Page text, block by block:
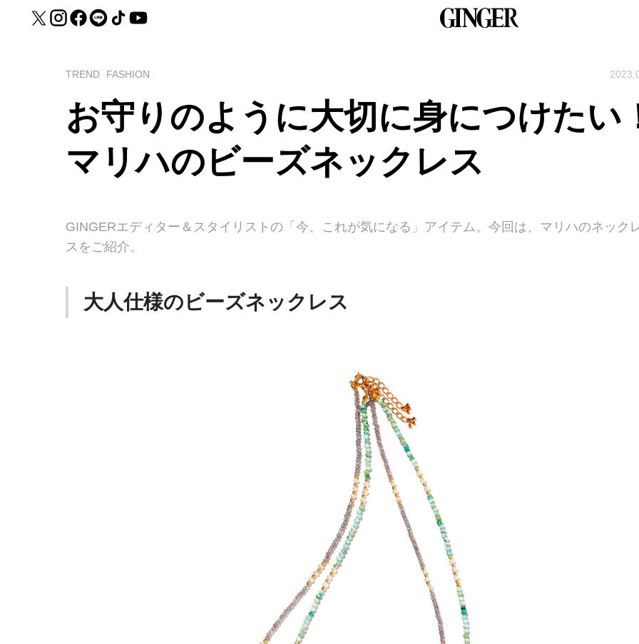
TREND FASHION
お守りのように大切に身につけたい
マリハのビーズネックレス
GINGERエディター＆スタイリストの「今、これが気になる」アイテム。今回は、マリハのネック
スをご紹介。
大人仕様のビーズネックレス